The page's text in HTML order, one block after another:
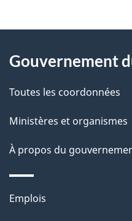
i
l
s
d
e
l
propos
de
ce
site
Gouvernement
Toutes les coordonnées
Ministères et organismes
À propos du
Thèmes
Emplois